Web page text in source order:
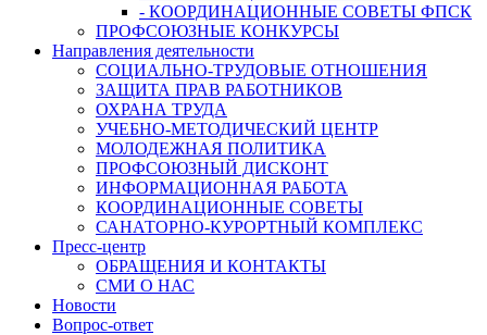
- КООРДИНАЦИОННЫЕ СОВЕТЫ ФПСК
ПРОФСОЮЗНЫЕ КОНКУРСЫ
Направления деятельности
СОЦИАЛЬНО-ТРУДОВЫЕ ОТНОШЕНИЯ
ЗАЩИТА ПРАВ РАБОТНИКОВ
ОХРАНА ТРУДА
УЧЕБНО-МЕТОДИЧЕСКИЙ ЦЕНТР
МОЛОДЕЖНАЯ ПОЛИТИКА
ПРОФСОЮЗНЫЙ ДИСКОНТ
ИНФОРМАЦИОННАЯ РАБОТА
КООРДИНАЦИОННЫЕ СОВЕТЫ
САНАТОРНО-КУРОРТНЫЙ КОМПЛЕКС
Пресс-центр
ОБРАЩЕНИЯ И КОНТАКТЫ
СМИ О НАС
Новости
Вопрос-ответ